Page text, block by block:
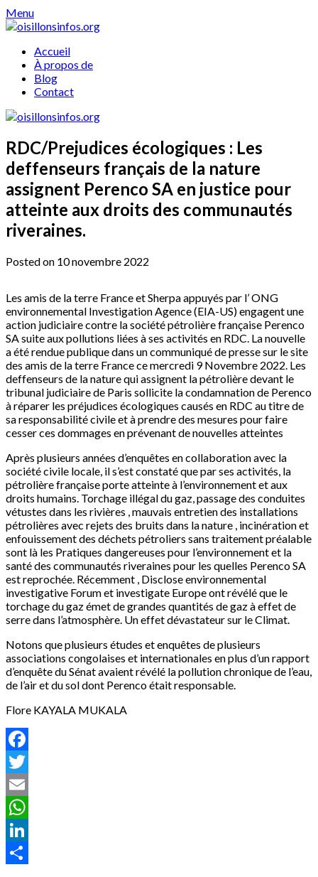
Skip
to
Menu
Accueil
À propos de
Blog
Contact
RDC/Prejudices écologiques : Les
deffenseurs français de la nature
assignent Perenco SA en justice pour
atteinte aux droits des communautés
riveraines.
Posted on 10 novembre 2022
Les amis de la terre France et Sherpa appuyés par l’ ONG
environnemental Investigation Agence (EIA-US) engagent une
action judiciaire contre la société pétrolière française Perenco
SA suite aux pollutions liées à ses activités en RDC. La nouvelle
a été rendue publique dans un communiqué de presse sur le site
des amis de la terre France ce mercredi 9 Novembre 2022. Les
deffenseurs de la nature qui assignent la pétrolière devant le
tribunal judiciaire de Paris sollicite la condamnation de Perenco
à réparer les préjudices écologiques causés en RDC au titre de
sa responsabilité civile et à prendre des mesures pour faire
cesser ces dommages en prévenant de nouvelles atteintes
Après plusieurs années d’enquêtes en collaboration avec la
société civile locale, il s’est constaté que par ses activités, la
pétrolière française porte atteinte à l’environnement et aux
droits humains. Torchage illégal du gaz, passage des conduites
vétustes dans les rivières , mauvais entretien des installations
pétrolières avec rejets des bruits dans la nature , incinération et
enfouissement des déchets pétroliers sans traitement préalable
sont là les Pratiques dangereuses pour l’environnement et la
santé des communautés riveraines pour les quelles Perenco SA
est reprochée. Récemment , Disclose environnemental
investigative Forum et investigate Europe ont révélé que le
torchage du gaz émet de grandes quantités de gaz à effet de
serre dans l’atmosphère. Un effet dévastateur sur le Climat.
Notons que plusieurs études et enquêtes de plusieurs
associations congolaises et internationales en plus d’un rapport
d’enquête du Sénat avaient révélé la pollution chronique de l’eau,
de l’air et du sol dont Perenco était responsable.
Flore KAYALA MUKALA
Facebook
Twitter
Email
WhatsApp
LinkedIn